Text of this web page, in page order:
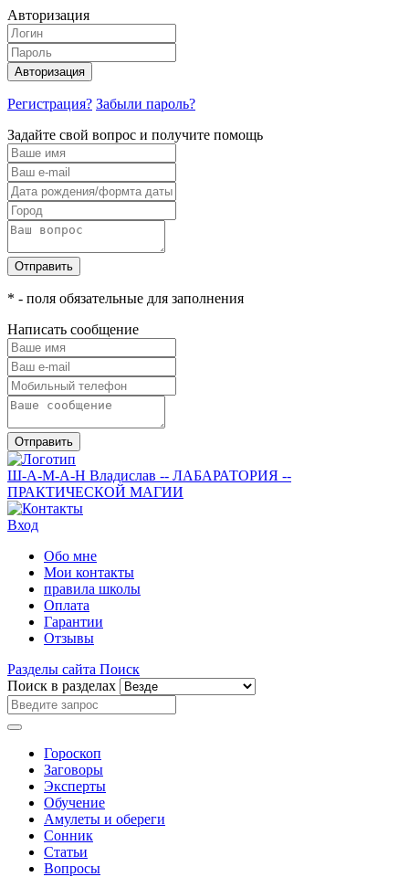
Авторизация
Авторизация
Регистрация? Забыли пароль?
Задайте свой вопрос и получите помощь
Отправить
* - поля обязательные для заполнения
Написать сообщение
Отправить
Ш-А-М-А-Н Владислав -- ЛАБАРАТОРИЯ --
ПРАКТИЧЕСКОЙ МАГИИ
Вход
Обо мне
Мои контакты
правила школы
Оплата
Гарантии
Отзывы
Разделы сайта Поиск
Поиск в разделах
Гороскоп
Заговоры
Эксперты
Обучение
Амулеты и обереги
Сонник
Статьи
Вопросы